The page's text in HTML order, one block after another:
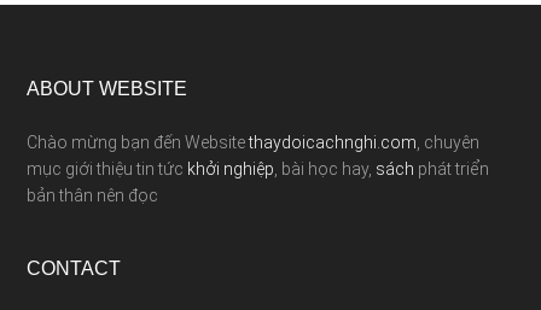
ABOUT WEBSITE
Chào mừng bạn đến Websitethaydoicachnghi.com , chuyên
mục giới thiệu tin tức khởi nghiệp , bài học hay, sách phát triển
bản thân nên đọc
CONTACT